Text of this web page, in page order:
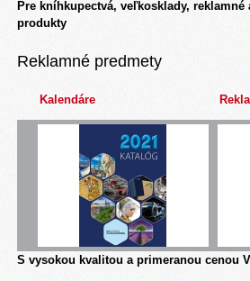
Pre kníhkupectvá, veľkosklady,
produkty
Reklamné predmety
Kalendáre
S vysokou kvalitou a primeranou cenou